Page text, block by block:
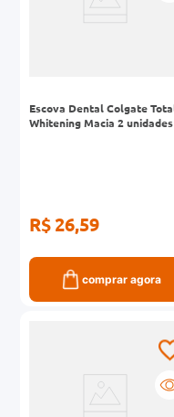
Escova Dental Colgate
Whitening Macia 2 unidades
R$ 26,59
comprar agora